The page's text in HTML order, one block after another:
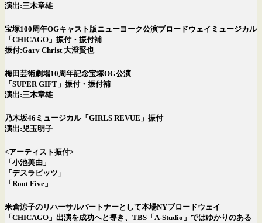
演出:三木章雄
宝塚100周年OGキャスト版ニューヨーク公演ブロードウェイミュージカル
「CHICAGO」振付・振付補
振付:Gary Christ 大澄賢也
梅田芸術劇場10周年記念宝塚OG公演
「SUPER GIFT」振付・振付補
演出:三木章雄
乃木坂46ミュージカル「GIRLS REVUE」振付
演出:児玉明子
<アーティスト振付>
「小池美由」
「デスラビッツ」
「Root Five」
米倉涼子のリハーサルパートナーとして本場NYブロードウェイ
「CHICAGO」出演を成功へと導き、TBS「A-Studio」ではゆかりのある